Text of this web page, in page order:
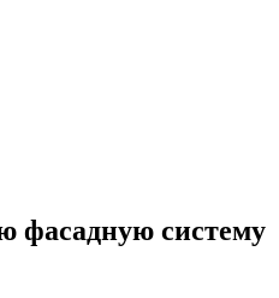
фасадную систему